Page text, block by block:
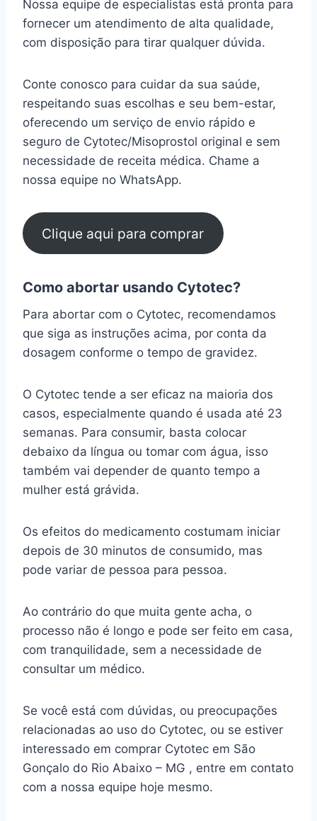
Nossa equipe de especialistas está pronta para
fornecer um atendimento de alta qualidade,
com disposição para tirar qualquer dúvida.
Conte conosco para cuidar da sua saúde,
respeitando suas escolhas e seu bem-estar,
oferecendo um serviço de envio rápido e
seguro de Cytotec/Misoprostol original e sem
necessidade de receita médica. Chame a
nossa equipe no WhatsApp.
Clique aqui para comprar
Como abortar usando Cytotec?
Para abortar com o Cytotec, recomendamos
que siga as instruções acima, por conta da
dosagem conforme o tempo de gravidez.
O Cytotec tende a ser eficaz na maioria dos
casos, especialmente quando é usada até 23
semanas. Para consumir, basta colocar
debaixo da língua ou tomar com água, isso
também vai depender de quanto tempo a
mulher está grávida.
Os efeitos do medicamento costumam iniciar
depois de 30 minutos de consumido, mas
pode variar de pessoa para pessoa.
Ao contrário do que muita gente acha, o
processo não é longo e pode ser feito em casa,
com tranquilidade, sem a necessidade de
consultar um médico.
Se você está com dúvidas, ou preocupações
relacionadas ao uso do Cytotec, ou se estiver
interessado em comprar Cytotec em São
Gonçalo do Rio Abaixo – MG , entre em contato
com a nossa equipe hoje mesmo.